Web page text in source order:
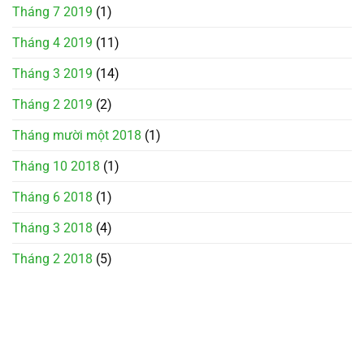
Tháng 7 2019 (1)
Tháng 4 2019 (11)
Tháng 3 2019 (14)
Tháng 2 2019 (2)
Tháng mười một 2018 (1)
Tháng 10 2018 (1)
Tháng 6 2018 (1)
Tháng 3 2018 (4)
Tháng 2 2018 (5)